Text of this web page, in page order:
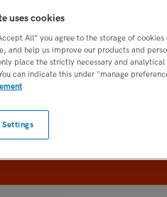
uses cookies
All” you agree to the storage of
and help us improve our products and
place the strictly necessary and
can indicate this under "manage
Settings